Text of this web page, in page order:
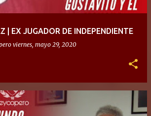
| EX JUGADOR DE INDEPENDIENTE
viernes, mayo 29, 2020